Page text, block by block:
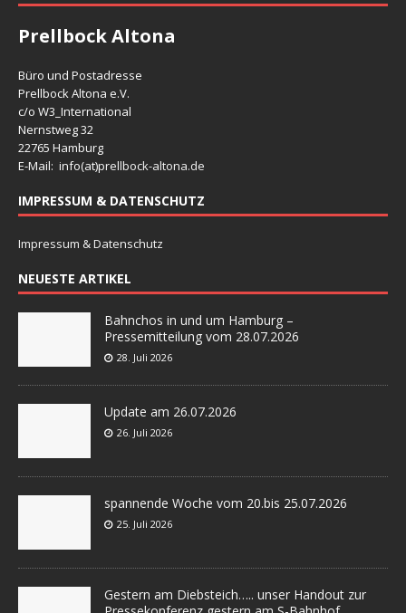
Prellbock Altona
Büro und Postadresse
Prellbock Altona e.V.
c/o W3_International
Nernstweg 32
22765 Hamburg
E-Mail: info(at)prellbock-altona.de
IMPRESSUM & DATENSCHUTZ
Impressum & Datenschutz
NEUESTE ARTIKEL
Bahnchos in und um Hamburg –
Pressemitteilung vom 28.07.2026
28. Juli 2026
Update am 26.07.2026
26. Juli 2026
spannende Woche vom 20.bis 25.07.2026
25. Juli 2026
Gestern am Diebsteich….. unser Handout zur